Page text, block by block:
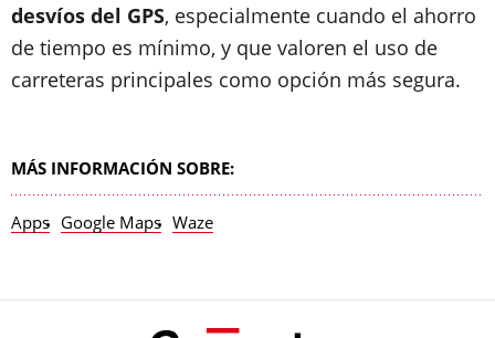
desvíos del GPS, especialmente cuando el ahorro
de tiempo es mínimo, y que valoren el uso de
carreteras principales como opción más segura.
MÁS INFORMACIÓN SOBRE:
Apps Google Maps Waze